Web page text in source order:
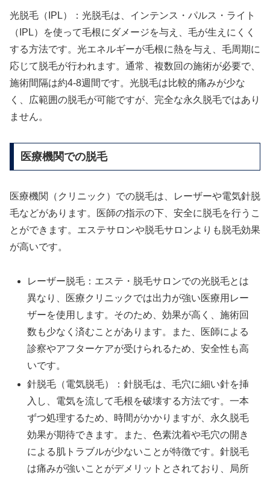
光脱毛（IPL）：光脱毛は、インテンス・パルス・ライト
（IPL）を使って毛根にダメージを与え、毛が生えにくく
する方法です。光エネルギーが毛根に熱を与え、毛周期に
応じて脱毛が行われます。通常、複数回の施術が必要で、
施術間隔は約4-8週間です。光脱毛は比較的痛みが少な
く、広範囲の脱毛が可能ですが、完全な永久脱毛ではあり
ません。
医療機関での脱毛
医療機関（クリニック）での脱毛は、レーザーや電気針脱
毛などがあります。医師の指示の下、安全に脱毛を行うこ
とができます。エステサロンや脱毛サロンよりも脱毛効果
が高いです。
レーザー脱毛：エステ・脱毛サロンでの光脱毛とは
異なり、医療クリニックでは出力が強い医療用レー
ザーを使用します。そのため、効果が高く、施術回
数も少なく済むことがあります。また、医師による
診察やアフターケアが受けられるため、安全性も高
いです。
針脱毛（電気脱毛）：針脱毛は、毛穴に細い針を挿
入し、電気を流して毛根を破壊する方法です。一本
ずつ処理するため、時間がかかりますが、永久脱毛
効果が期待できます。また、色素沈着や毛穴の開き
による肌トラブルが少ないことが特徴です。針脱毛
は痛みが強いことがデメリットとされており、局所